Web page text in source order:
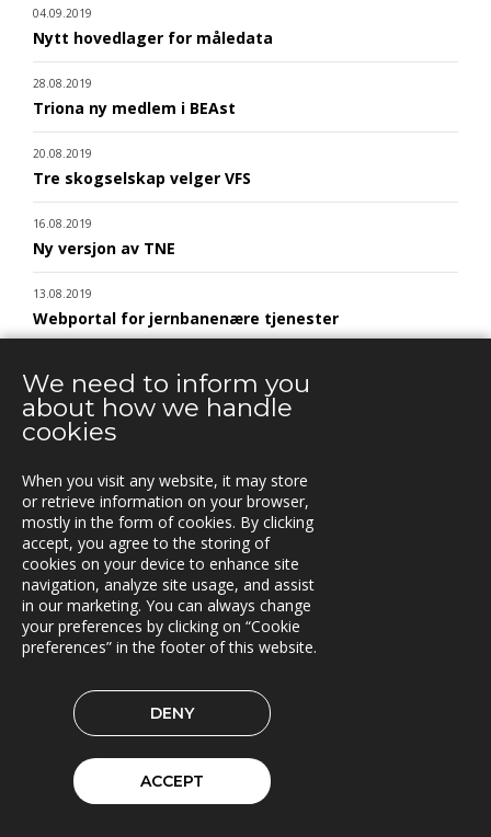
04.09.2019
Nytt hovedlager for måledata
28.08.2019
Triona ny medlem i BEAst
20.08.2019
Tre skogselskap velger VFS
16.08.2019
Ny versjon av TNE
13.08.2019
Webportal for jernbanenære tjenester
Nye versjoner av Lasset (1.31.0 og 1.32.0)
28.06.2019
24.06.2019
Rammeavtale med Atlas Logistik
13.06.2019
Triona bidrar til BIM-standardisering
10.06.2019
04.06.2019
Samarbeid for økt transporteffektivitet
14.05.2019
Siljan inn i Lasset
We need to inform you
about how we handle
cookies
When you visit any website, it may store
or retrieve information on your browser,
mostly in the form of cookies. By clicking
accept, you agree to the storing of
cookies on your device to enhance site
navigation, analyze site usage, and assist
in our marketing. You can always change
your preferences by clicking on “Cookie
preferences” in the footer of this website.
DENY
ACCEPT